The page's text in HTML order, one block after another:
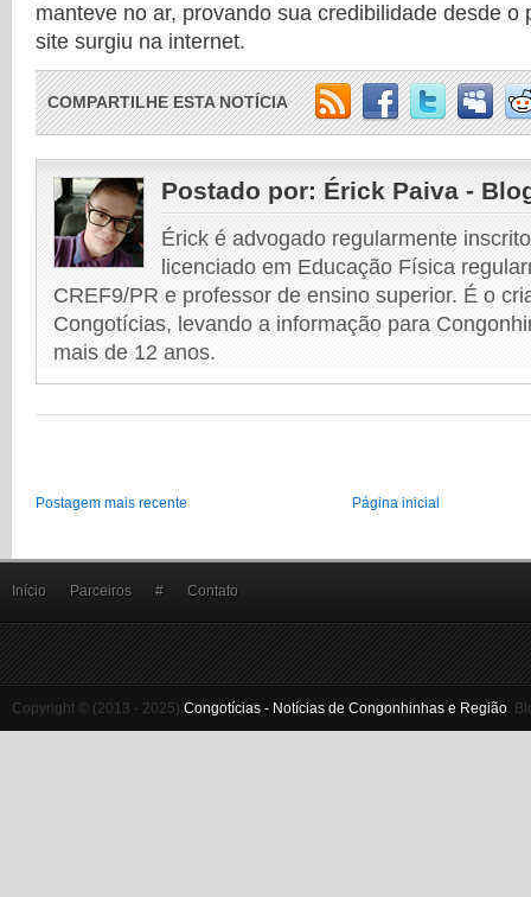
manteve no ar, provando sua credibilidade desde o
site surgiu na internet.
COMPARTILHE ESTA NOTÍCIA
Postado por: Érick Paiva -
Érick é advogado regularmente
licenciado em Educação Física
CREF9/PR e professor de ensino superior. É o
Congotícias, levando a informação para
mais de 12 anos.
Postagem mais recente Página inicial
Início Parceiros # Contato
Copyright © (2013 - 2025) Congotícias - Notícias de Congonhinhas e Região.